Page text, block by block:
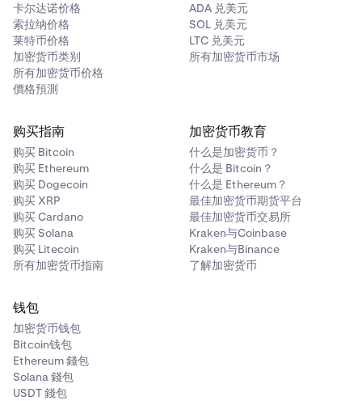
卡尔达诺价格
索拉纳价格
莱特币价格
加密货币类别
所有加密货币价格
價格預測
ADA 兑美元
SOL 兑美元
LTC 兑美元
所有加密货币市场
购买指南
购买 Bitcoin
购买 Ethereum
购买 Dogecoin
购买 XRP
购买 Cardano
购买 Solana
购买 Litecoin
所有加密货币指南
加密货币教育
什么是加密货币？
什么是 Bitcoin？
什么是 Ethereum？
最佳加密货币期货平台
最佳加密货币交易所
Kraken与Coinbase
Kraken与Binance
了解加密货币
钱包
加密货币钱包
Bitcoin钱包
Ethereum 錢包
Solana 錢包
USDT 錢包